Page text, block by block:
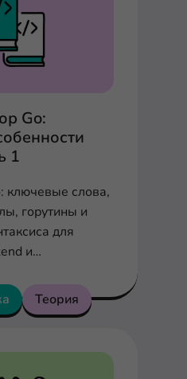
Go:
1
ключевые слова,
горутины и
для
и
Теория